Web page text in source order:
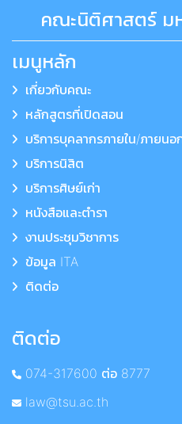
คณะนิติศาสตร์ ม
เมนูหลัก
เกี่ยวกับคณะ
หลักสูตรที่เปิดสอน
บริการบุคลากรภายใน/ภายนอ
บริการนิสิต
บริการศิษย์เก่า
หนังสือและตำรา
งานประชุมวิชาการ
ข้อมูล ITA
ติดต่อ
ติดต่อ
074-317600 ต่อ 8777
law@tsu.ac.th